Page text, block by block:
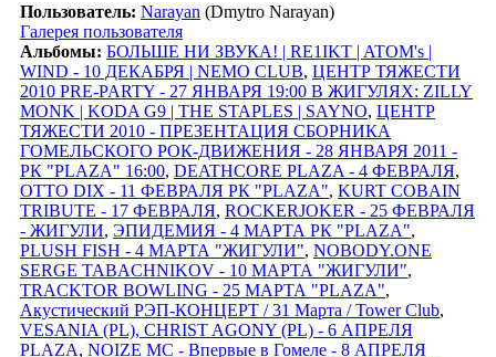
Пользователь: Narayan (Dmytro Narayan)
Галерея пользователя
Альбомы: БОЛЬШЕ НИ ЗВУКА! | RE1IKT | ATOM's |
WIND - 10 ДЕКАБРЯ | NEMO CLUB, ЦЕНТР ТЯЖЕСТИ
2010 PRE-PARTY - 27 ЯНВАРЯ 19:00 В ЖИГУЛЯХ: ZILLY
MONK | KODA G9 | THE STAPLES | SAYNO, ЦЕНТР
ТЯЖЕСТИ 2010 - ПРЕЗЕНТАЦИЯ СБОРНИКА
ГОМЕЛЬСКОГО РОК-ДВИЖЕНИЯ - 28 ЯНВАРЯ 2011 -
РК "PLAZA" 16:00, DEATHCORE PLAZA - 4 ФЕВРАЛЯ,
OTTO DIX - 11 ФЕВРАЛЯ РК "PLAZA", KURT COBAIN
TRIBUTE - 17 ФЕВРАЛЯ, ROCKERJOKER - 25 ФЕВРАЛЯ
- ЖИГУЛИ, ЭПИДЕМИЯ - 4 МАРТА РК "PLAZA",
PLUSH FISH - 4 МАРТА "ЖИГУЛИ", NOBODY.ONE
SERGE TABACHNIKOV - 10 МАРТА "ЖИГУЛИ",
TRACKTOR BOWLING - 25 МАРТА "PLAZA",
Акустический РЭП-КОНЦЕРТ / 31 Марта / Tower Club,
VESANIA (PL), CHRIST AGONY (PL) - 6 АПРЕЛЯ
PLAZA, NOIZE MC - Впервые в Гомеле - 8 АПРЕЛЯ